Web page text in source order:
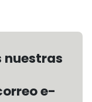
nuestras
e-